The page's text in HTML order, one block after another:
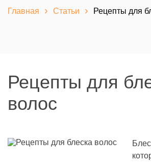
Главная › Статьи › Рецепты для
Рецепты для
волос